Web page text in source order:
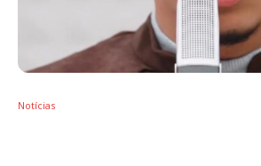
Notícias